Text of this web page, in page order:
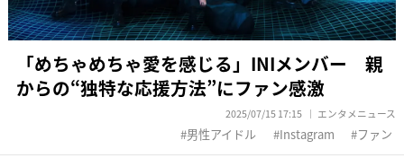
「めちゃめちゃ愛を感じる」INIメンバー 親
からの“独特な応援方法”にファン感激
2025/07/15 17:15 エンタメニュース
男性アイドル Instagram ファン